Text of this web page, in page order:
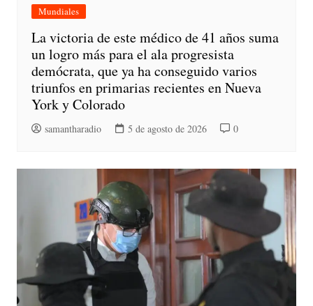
Mundiales
La victoria de este médico de 41 años suma
un logro más para el ala progresista
demócrata, que ya ha conseguido varios
triunfos en primarias recientes en Nueva
York y Colorado
samantharadio 5 de agosto de 2026 0